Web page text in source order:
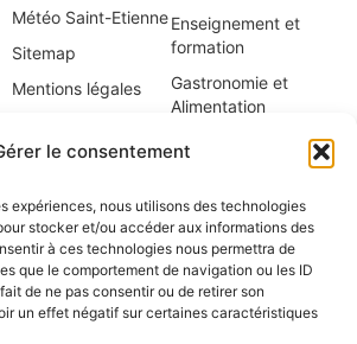
le consentement
expériences, nous utilisons des technologies
stocker et/ou accéder aux informations des
à ces technologies nous permettra de
que le comportement de navigation ou les ID
de ne pas consentir ou de retirer son
un effet négatif sur certaines caractéristiques
Météo Saint-Etienne
Sitemap
Mentions légales
(UE)
Enseignement et
formation
Gastronomie et
Alimentation
Immobilier, location
Informatique Saint-
Étienne
Internet et
webmaster
Maison et jardin